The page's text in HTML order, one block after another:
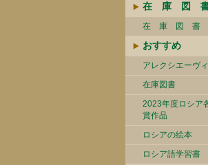
在 庫 図
在 庫 図 書
おすすめ
アレクシエーヴ
在庫図書
2023年度ロシア
賞作品
ロシアの絵本
ロシア語学習書